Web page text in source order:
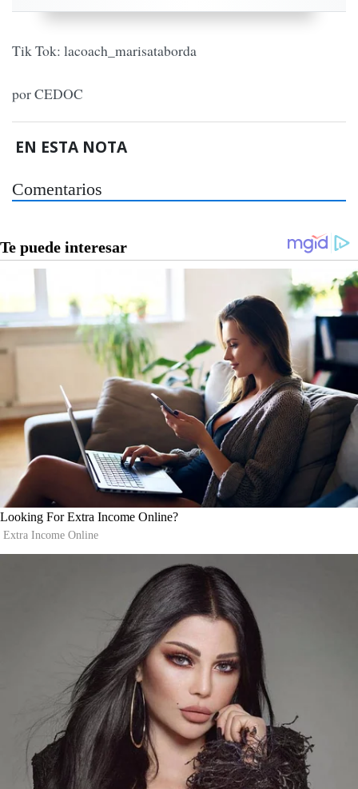
Tik Tok: lacoach_marisataborda
por CEDOC
EN ESTA NOTA
Comentarios